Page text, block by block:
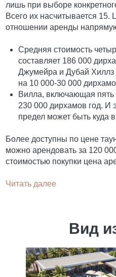
лишь при выборе
Всего их насчитывается 15.
отношении аренды
Средняя стоимость
составляет 186 000
Джумейра и Дубай
на 10 000-30 000
Вилла, включающая пять
230 000 дирхамов год. И
предел может быть куда
Более доступны по цене
можно арендовать за 120
стоимостью покупки цена
Читать далее
Вид